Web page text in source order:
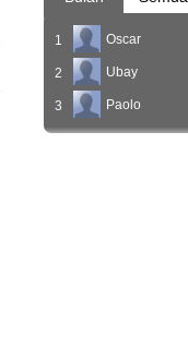
1 Oscar
2 Ubay
3 Paolo